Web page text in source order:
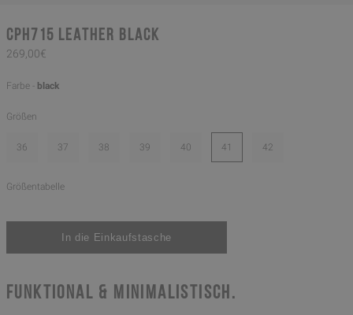
CPH715 leather black
269,00€
Farbe - black
Größen
36 37 38 39 40 41 42
Größentabelle
FUNKTIONAL & MINIMALISTISCH.